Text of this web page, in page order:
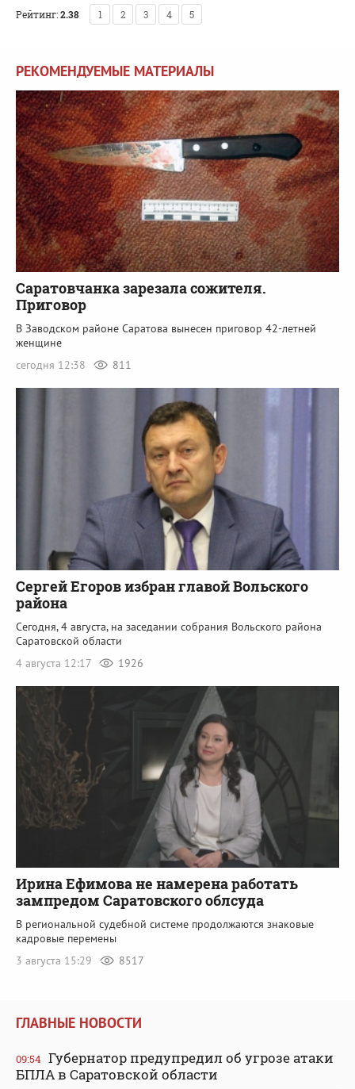
Рейтинг:2.38 1 2 3 4 5
РЕКОМЕНДУЕМЫЕ МАТЕРИАЛЫ
Саратовчанка зарезала сожителя.
Приговор
В Заводском районе Саратова вынесен приговор 42-летней
женщине
сегодня 12:38
811
Сергей Егоров избран главой Вольского
района
Сегодня, 4 августа, на заседании собрания Вольского района
Саратовской области
4 августа 12:17
1926
Ирина Ефимова не намерена работать
зампредом Саратовского облсуда
В региональной судебной системе продолжаются знаковые
кадровые перемены
3 августа 15:29
8517
ГЛАВНЫЕ НОВОСТИ
09:54 Губернатор предупредил об угрозе атаки
БПЛА в Саратовской области